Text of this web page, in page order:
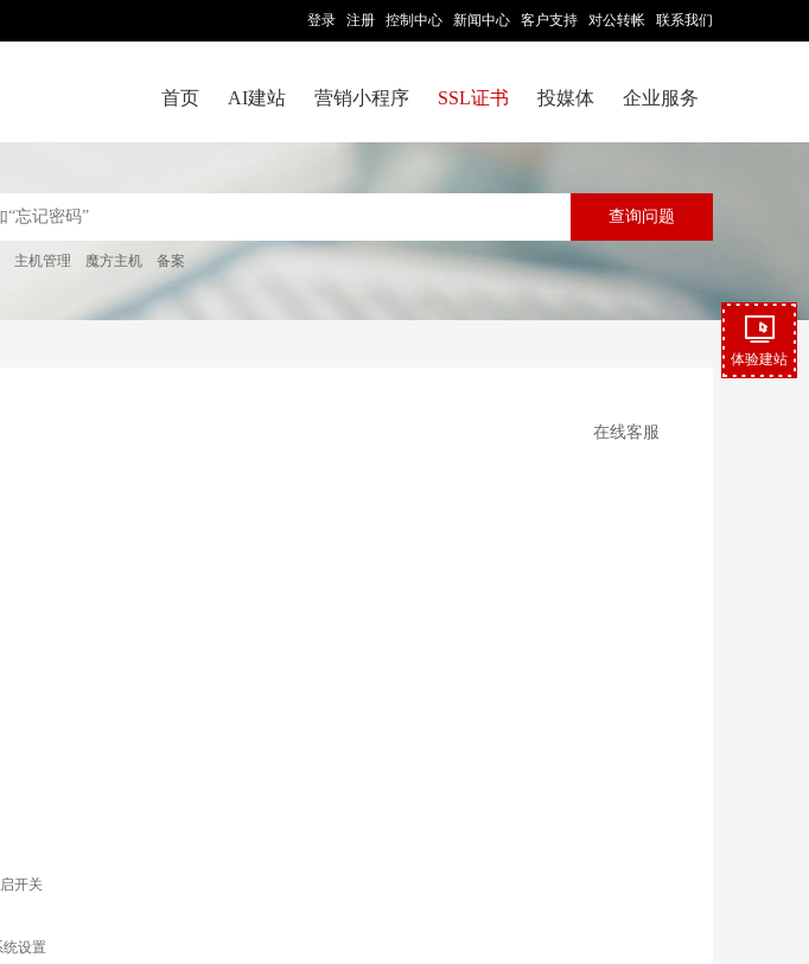
登录 注册 控制中心 新闻中心 客户支持 对公转帐 联系我们
首页 AI建站 营销小程序 SSL证书 投媒体 企业服务
主机管理 魔方主机 备案
在线客服
开关
统设置
体验建站